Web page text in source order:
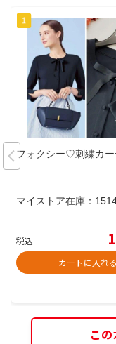
フォクシー♡刺繍カー
マイストア在庫：
税込
カートに入れる
こ